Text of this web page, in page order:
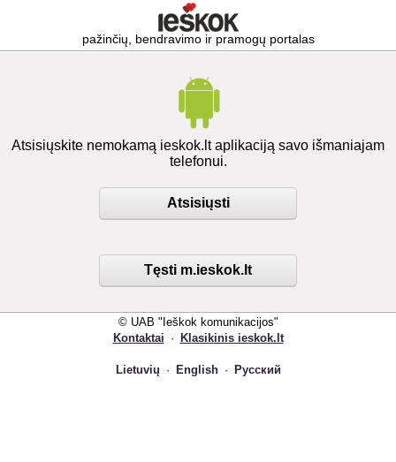
pažinčių, bendravimo ir pramogų portalas
Atsisiųskite nemokamą ieskok.lt aplikaciją savo išmaniajam
telefonui.
Atsisiųsti
Tęsti m.ieskok.lt
© UAB "Ieškok komunikacijos"
Kontaktai · Klasikinis ieskok.lt
Lietuvių · English · Русский